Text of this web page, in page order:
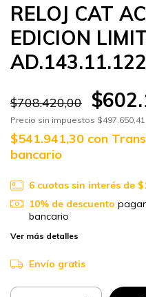
RELOJ CAT
EDICION
$708.420,00
Precio sin impuestos $497.650,41
$541.941,30 con
bancario
6 cuotas sin interés de
10% de descuento
bancario
Ver más detalles
Envío gratis